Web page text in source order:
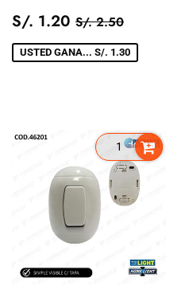
PRECIO
DE
VENTA
S/. 1.20 S/.
1.20
PRECIO TIENDA
S/. 2.50
USTED GANA... S/. 1.30